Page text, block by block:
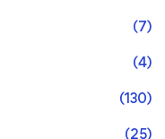
(7)
(4)
(130)
(25)